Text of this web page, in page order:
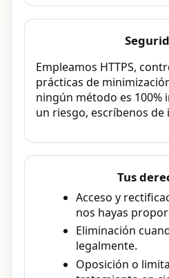
Empleamos HTTPS,
prácticas de
ningún método es 100%
un riesgo, escríbenos de
Tus
Acceso y
nos hayas
Eliminación
legalmente.
Oposición o